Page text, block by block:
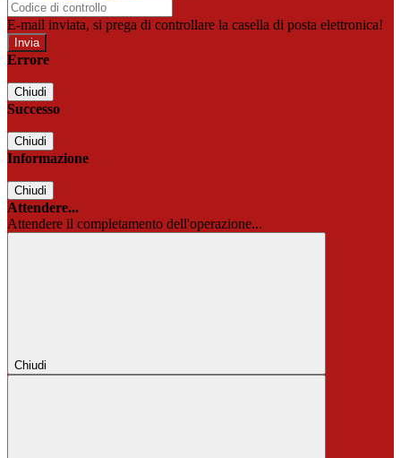
E-mail inviata, si prega di controllare la casella di posta elettronica!
Errore
Chiudi
Successo
Chiudi
Informazione
Chiudi
Attendere...
Attendere il completamento dell'operazione...
Chiudi